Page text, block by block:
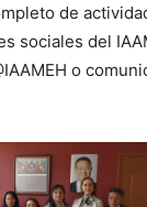
de
sociales del
o